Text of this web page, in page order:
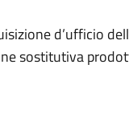
d’ufficio
sostitutiva